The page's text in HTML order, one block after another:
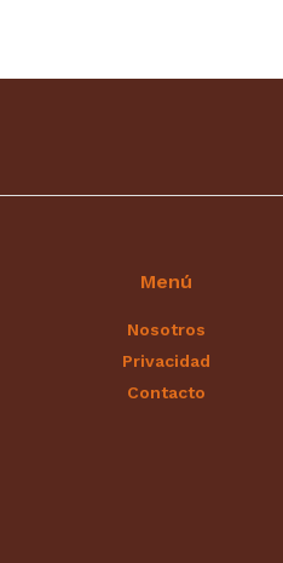
Menú
Nosotros
Privacidad
Contacto